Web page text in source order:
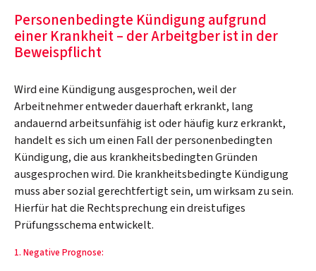
Personenbedingte Kündigung aufgrund
einer Krankheit – der Arbeitgber ist in der
Beweispflicht
Wird eine Kündigung ausgesprochen, weil der
Arbeitnehmer entweder dauerhaft erkrankt, lang
andauernd arbeitsunfähig ist oder häufig kurz erkrankt,
handelt es sich um einen Fall der personenbedingten
Kündigung, die aus krankheitsbedingten Gründen
ausgesprochen wird. Die krankheitsbedingte Kündigung
muss aber sozial gerechtfertigt sein, um wirksam zu sein.
Hierfür hat die Rechtsprechung ein dreistufiges
Prüfungsschema entwickelt.
1. Negative Prognose: